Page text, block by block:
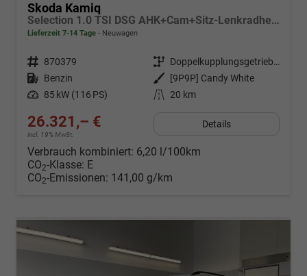
Skoda Kamiq
Selection 1.0 TSI DSG AHK+Cam+Sitz-Lenkradheiz+Sunset+Kessy+AppConnect+Alu16
Lieferzeit 7-14 Tage Neuwagen
Fahrzeugnr. 870379 Getriebe
Doppelkupplungsgetriebe (DSG)
Kraftstoff Benzin Außenfarbe
[9P9P] Candy White
Leistung 85 kW (116 PS) Kilometerstand 20 km
26.321,– €
incl. 19% MwSt.
Details
Verbrauch kombiniert: 6,20 l/100km
CO2-Klasse: E
CO2-Emissionen: 141,00 g/km